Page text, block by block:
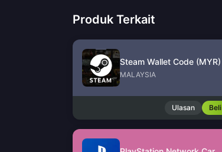
Produk Terkait
Steam Wallet Code (MYR)
MALAYSIA
Ulasan Beli